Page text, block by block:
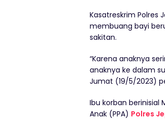
Kasatreskrim Polres
membuang bayi
sakitan.
“Karena anaknya
anaknya ke dalam
Jumat (19/5/2023)
Ibu korban berinisial
Anak (PPA) Polres